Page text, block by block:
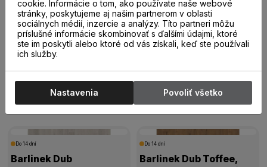
/m²s DPH /m² s DPH
Drevené parkety
Drevené parkety
Do 14 dní
Barlinek Dub
Do 14 dní
Barlinek Dub Toffee,
cookie. Informácie o tom, ako používate naše webové
stránky, poskytujeme aj našim partnerom v oblasti
sociálnych médií, inzercie a analýzy. Títo partneri môžu
príslušné informácie skombinovať s ďalšími údajmi, ktoré
ste im poskytli alebo ktoré od vás získali, keď ste používali
ich služby.
Nastavenia Povoliť všetko